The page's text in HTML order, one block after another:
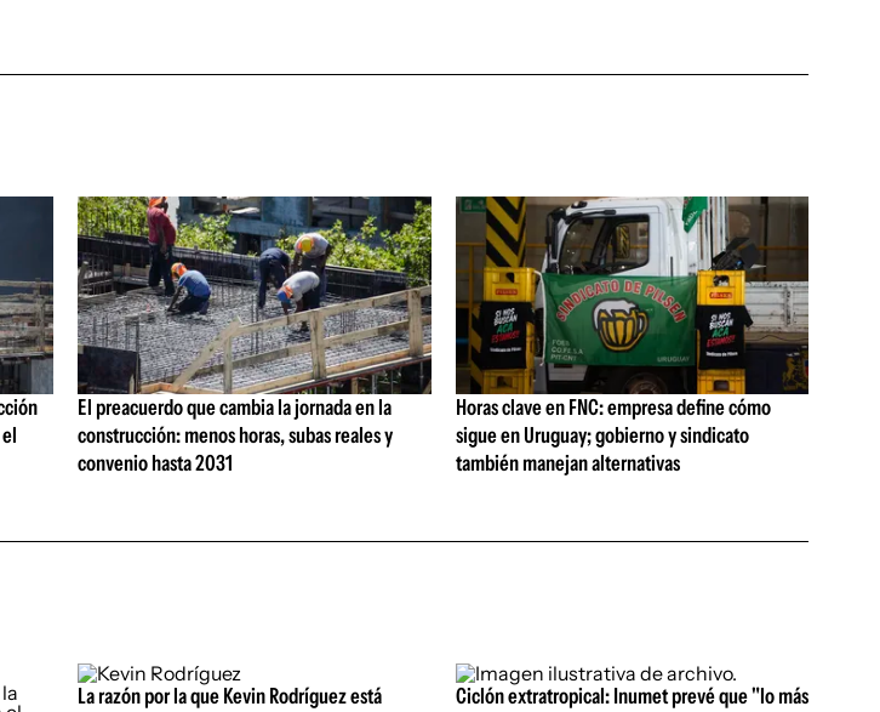
El preacuerdo que cambia la jornada en la
construcción: menos horas, subas reales y
convenio hasta 2031
Horas clave en FNC: empresa define cómo
sigue en Uruguay; gobierno y sindicato
también manejan alternativas
La razón por la que Kevin Rodríguez está
Ciclón extratropical: Inumet prevé que "lo más